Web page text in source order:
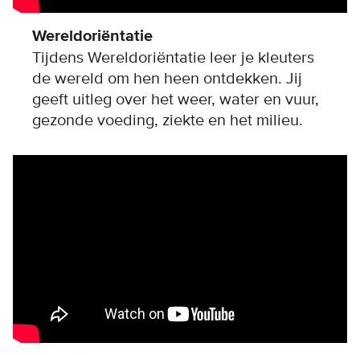
Wereldoriëntatie
Tijdens Wereldoriëntatie leer je kleuters
de wereld om hen heen ontdekken. Jij
geeft uitleg over het weer, water en vuur,
gezonde voeding, ziekte en het milieu.